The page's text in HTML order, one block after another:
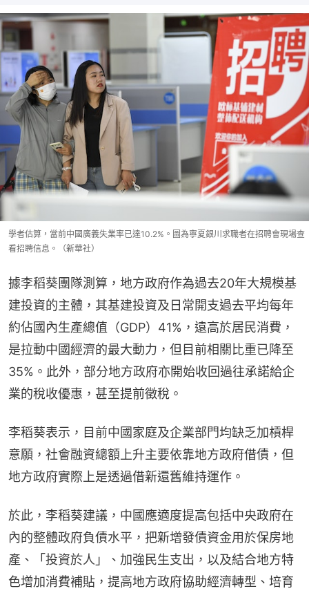
學者估算，當前中國廣義失業率已達10.2%。圖為寧夏銀川求職者在招聘會現場查
看招聘信息。（新華社）
據李稻葵團隊測算，地方政府作為過去20年大規模基
建投資的主體，其基建投資及日常開支過去平均每年
約佔國內生產總值（GDP）41%，遠高於居民消費，
是拉動中國經濟的最大動力，但目前相關比重已降至
35%。此外，部分地方政府亦開始收回過往承諾給企
業的稅收優惠，甚至提前徵稅。
李稻葵表示，目前中國家庭及企業部門均缺乏加槓桿
意願，社會融資總額上升主要依靠地方政府借債，但
地方政府實際上是透過借新還舊維持運作。
於此，李稻葵建議，中國應適度提高包括中央政府在
內的整體政府負債水平，把新增發債資金用於保房地
產、「投資於人」、加強民生支出，以及結合地方特
色增加消費補貼，提高地方政府協助經濟轉型、培育